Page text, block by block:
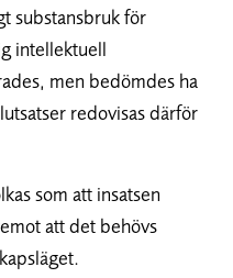
substansbruk för
intellektuell
men bedömdes ha
redovisas därför
som att insatsen
att det behövs